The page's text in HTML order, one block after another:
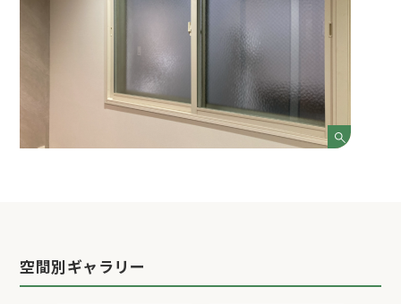
空間別ギャラリー